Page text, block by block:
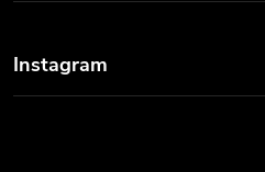
Instagram